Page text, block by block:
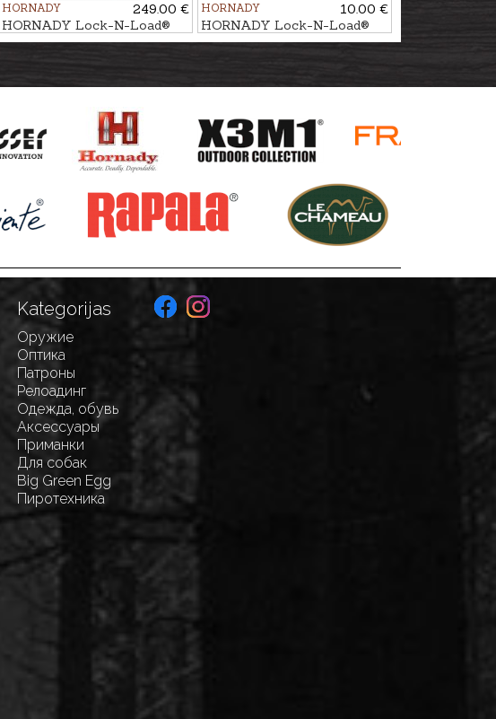
HORNADY
249.00 €
HORNADY Lock-N-Load®
Concentricity tool
HORNADY
10.00 €
HORNADY Lock-N-Load®
Modified case cal. 6,5
Kategorijas
Оружие
Оптика
Патроны
Релоадинг
Одежда, обувь
Аксессуары
Приманки
Для собак
Big Green Egg
Пиротехника